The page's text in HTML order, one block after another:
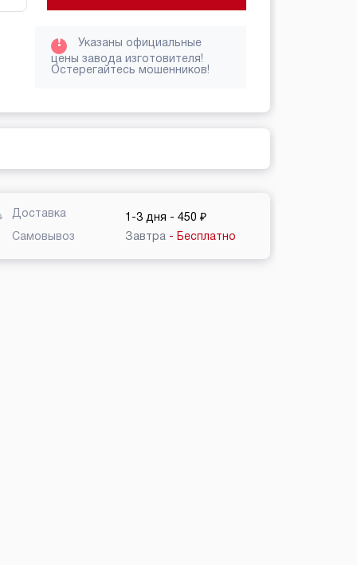
!
Указаны официальные
цены завода изготовителя!
Остерегайтесь мошенников!
Доставка 1-3 дня - 450 ₽
Самовывоз
Завтра - Бесплатно